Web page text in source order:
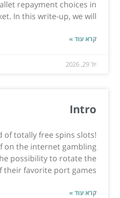
repayment choices in
In this write-up, we will...
קרא עוד »
יול 29, 2026
Intro
of totally free spins slots!
on the internet gambling
possibility to rotate the
their favorite port games...
קרא עוד »